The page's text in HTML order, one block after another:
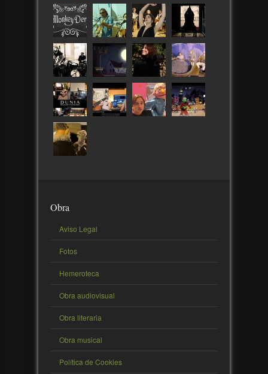
Obra
Aviso Legal
Fotos
Hemeroteca
Obra audiovisual
Obra literaria
Obra musical
Política de Cookies